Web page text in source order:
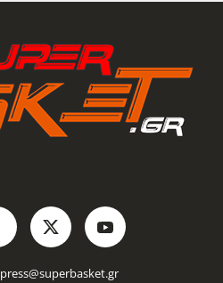
press@superbasket.gr